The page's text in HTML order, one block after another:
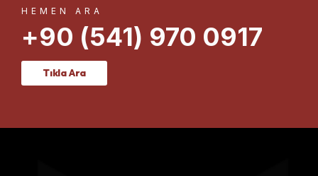
HEMEN ARA
+90 (541) 970 0917
Tıkla Ara